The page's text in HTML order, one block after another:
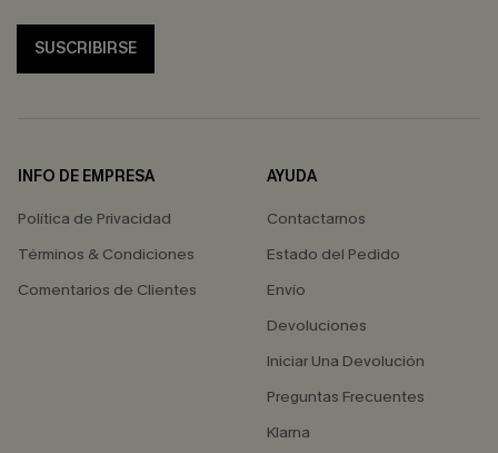
SUSCRIBIRSE
INFO DE EMPRESA
Política de Privacidad
Términos & Condiciones
Comentarios de Clientes
AYUDA
Contactarnos
Estado del Pedido
Envío
Devoluciones
Iniciar Una Devolución
Preguntas Frecuentes
Klarna